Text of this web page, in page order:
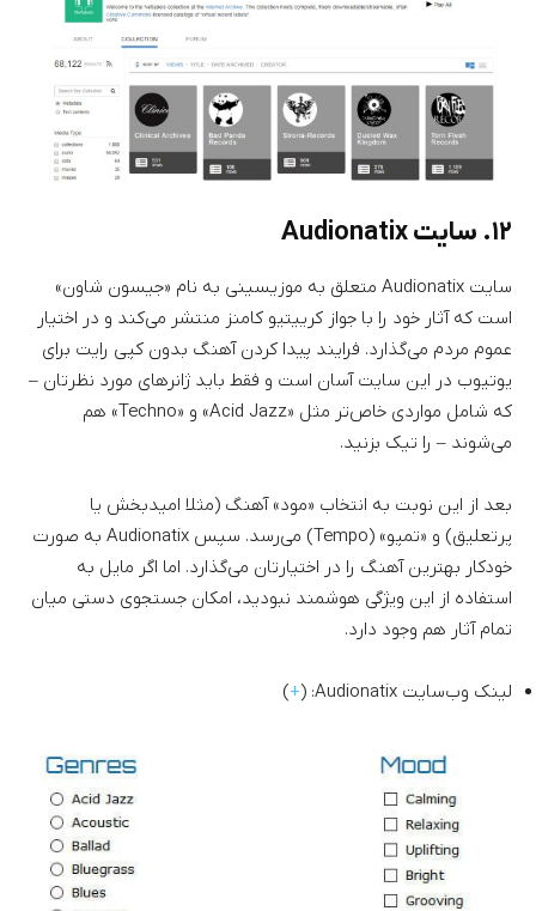
۱۲. سایت Audionatix
سایت Audionatix متعلق به موزیسینی به نام «جیسون شاون»
است که آثار خود را با جواز کرییتیو کامنز منتشر می‌کند و در اختیار
عموم مردم می‌گذارد. فرایند پیدا کردن آهنگ بدون کپی رایت برای
یوتیوب در این سایت آسان است و فقط باید ژانر‌های مورد نظرتان –
که شامل مواردی خاص‌تر مثل «Acid Jazz» و «Techno» هم
می‌شوند – را تیک بزنید.
بعد از این نوبت به انتخاب «مود» آهنگ (مثلا امیدبخش یا
پرتعلیق) و «تمپو» (Tempo) می‌رسد. سپس Audionatix به صورت
خودکار بهترین آهنگ را در اختیارتان می‌گذارد. اما اگر مایل به
استفاده از این ویژگی هوشمند نبودید، امکان جستجوی دستی میان
تمام آثار هم وجود دارد.
لینک وب‌سایت Audionatix: ( +
)